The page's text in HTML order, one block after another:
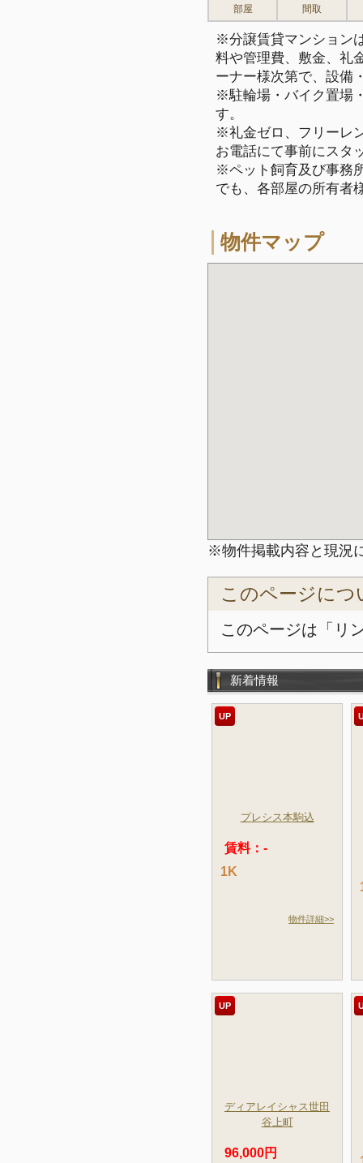
部屋 間取
※分譲賃貸マンション
料や管理費、敷金、礼
ーナー様次第で、設備
※駐輪場・バイク置場
す。
※礼金ゼロ、フリーレ
お電話にて事前にスタ
※ペット飼育及び事務
でも、各部屋の所有者
物件マップ
※物件掲載内容と現況
このページにつ
このページは「リ
新着情報
UP
プレシス本駒込
賃料：-
1K
物件詳細>>
UP
ディアレイシャス世田
谷上町
96,000円